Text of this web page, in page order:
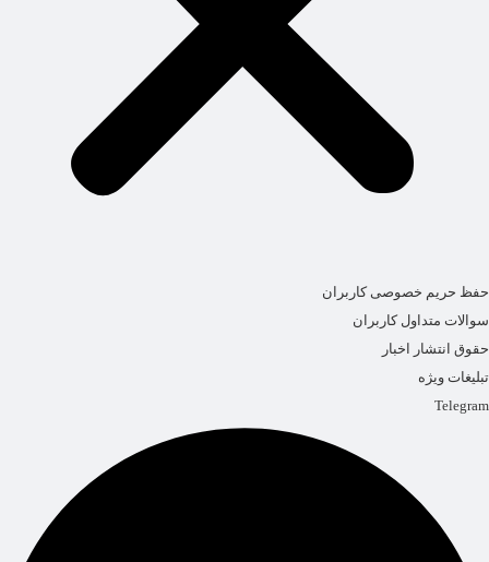
حفظ حریم خصوصی کاربران
سوالات متداول کاربران
حقوق انتشار اخبار
تبلیغات ویژه
Telegram